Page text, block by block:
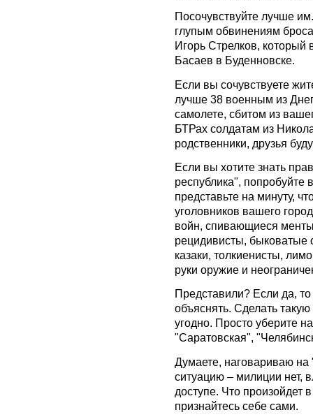
Посочувствуйте лучше
глупым обвинениям
Игорь Стрелков, который
Басаев в Буденновске.
Если вы сочувствуете
лучше 38 военным из
самолете, сбитом из
БТРах солдатам из
родственники, друзья
Если вы хотите знать
республика", попробуйте
представьте на минуту,
уголовников вашего
войн, спивающиеся
рецидивисты,
казаки, толкиенисты,
руки оружие и
Представили? Если да,
объяснять. Сделать такую
угодно. Просто уберите
"Саратовская",
Думаете, наговариваю на
ситуацию – милиции нет,
доступе. Что произойдет
признайтесь себе сами.